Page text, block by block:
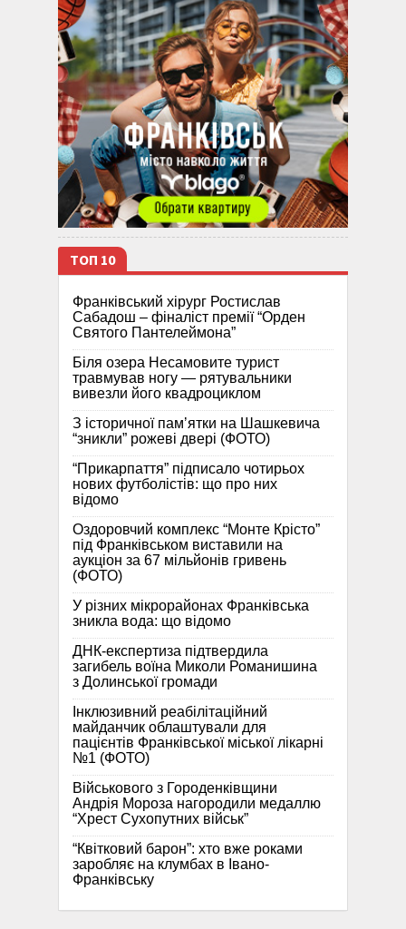
ТОП 10
Франківський хірург Ростислав
Сабадош – фіналіст премії “Орден
Святого Пантелеймона”
Біля озера Несамовите турист
травмував ногу — рятувальники
вивезли його квадроциклом
З історичної памʼятки на Шашкевича
“зникли” рожеві двері (ФОТО)
“Прикарпаття” підписало чотирьох
нових футболістів: що про них
відомо
Оздоровчий комплекс “Монте Крісто”
під Франківськом виставили на
аукціон за 67 мільйонів гривень
(ФОТО)
У різних мікрорайонах Франківська
зникла вода: що відомо
ДНК-експертиза підтвердила
загибель воїна Миколи Романишина
з Долинської громади
Інклюзивний реабілітаційний
майданчик облаштували для
пацієнтів Франківської міської лікарні
№1 (ФОТО)
Військового з Городенківщини
Андрія Мороза нагородили медаллю
“Хрест Сухопутних військ”
“Квітковий барон”: хто вже роками
заробляє на клумбах в Івано-
Франківську